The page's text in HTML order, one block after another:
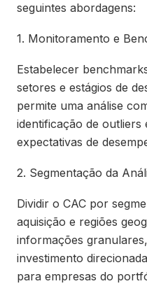
seguintes abordagens:
1. Monitoramento e
Estabelecer
setores e estágios de
permite uma análise
identificação de outliers
expectativas de
2. Segmentação da
Dividir o CAC por
aquisição e regiões
informações
investimento
para empresas do